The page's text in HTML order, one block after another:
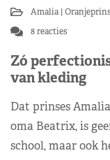
Amalia
8 reacties
Zó
van kleding
Dat prinses
oma Beatrix, is
school, maar ook